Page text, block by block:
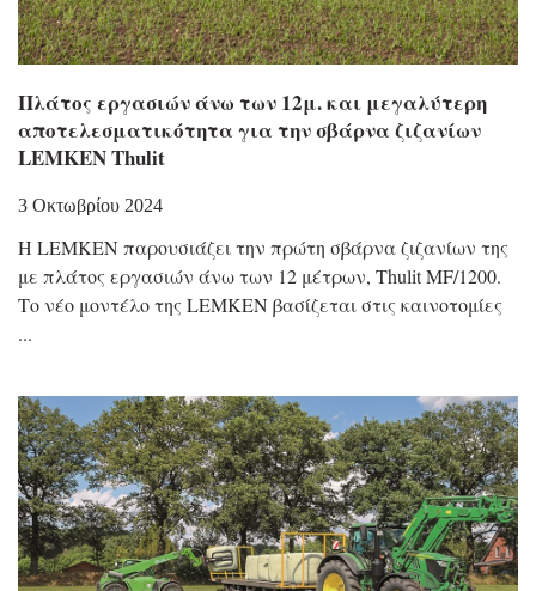
Πλάτος εργασιών άνω των 12μ. και μεγαλύτερη
αποτελεσματικότητα για την σβάρνα ζιζανίων
LEMKEN Thulit
3 Οκτωβρίου 2024
Η LEMKEN παρουσιάζει την πρώτη σβάρνα ζιζανίων της
με πλάτος εργασιών άνω των 12 μέτρων, Thulit MF/1200.
Το νέο μοντέλο της LEMKEN βασίζεται στις καινοτομίες